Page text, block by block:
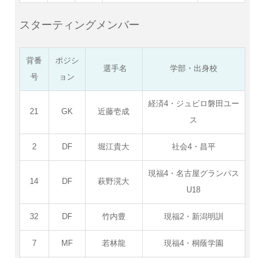
スターティングメンバー
背番
号
ポジシ
ョン
選手名 学部・出身校
21 GK 近藤壱成
経済4・ジュビロ磐田ユー
ス
2 DF 堀江貴大 社会4・昌平
14 DF 萩野滉大
現福4・名古屋グランパス
U18
32 DF 竹内豊 現福2・新潟明訓
7 MF 若林龍 現福4・桐蔭学園